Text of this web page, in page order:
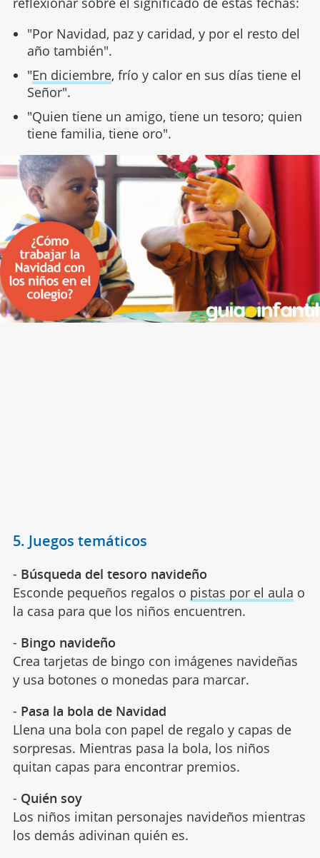
"Por Navidad, paz y caridad, y por el resto del
año también".
"En diciembre, frío y calor en sus días tiene el
Señor".
"Quien tiene un amigo, tiene un tesoro; quien
tiene familia, tiene oro".
5. Juegos temáticos
- Búsqueda del tesoro navideño
Esconde pequeños regalos o pistas por el aula o
la casa para que los niños encuentren.
- Bingo navideño
Crea tarjetas de bingo con imágenes navideñas
y usa botones o monedas para marcar.
- Pasa la bola de Navidad
Llena una bola con papel de regalo y capas de
sorpresas. Mientras pasa la bola, los niños
quitan capas para encontrar premios.
- Quién soy
Los niños imitan personajes navideños mientras
los demás adivinan quién es.